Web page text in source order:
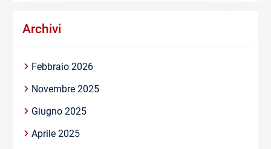
Archivi
Febbraio 2026
Novembre 2025
Giugno 2025
Aprile 2025